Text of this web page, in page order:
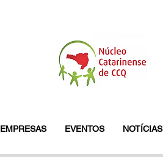
EMPRESAS EVENTOS NOTÍCIAS